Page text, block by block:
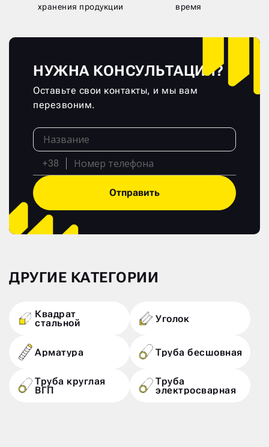
хранения продукции
время
НУЖНА КОНСУЛЬТАЦИЯ?
Оставьте свои контакты, и мы вам
перезвоним.
+38
Отправить
ДРУГИЕ КАТЕГОРИИ
Квадрат
стальной Уголок
Арматура Труба бесшовная
Труба круглая
ВГП
Труба
электросварная